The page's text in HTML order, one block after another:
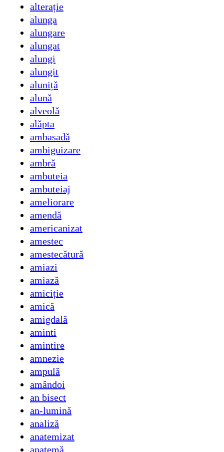
alterație
alunga
alungare
alungat
alungi
alungit
aluniță
alună
alveolă
alăpta
ambasadă
ambiguizare
ambră
ambuteia
ambuteiaj
ameliorare
amendă
americanizat
amestec
amestecătură
amiazi
amiază
amiciție
amică
amigdală
aminti
amintire
amnezie
ampulă
amândoi
an bisect
an-lumină
analiză
anatemizat
anatemă